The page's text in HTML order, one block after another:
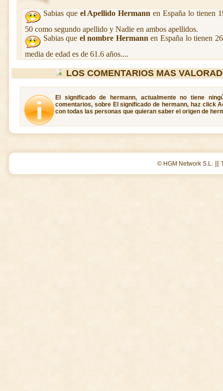
Sabias que el Apellido Hermann en España lo tienen
50 como segundo apellido y Nadie en ambos apellidos.
Sabias que el nombre Hermann en España lo tienen
media de edad es de 61.6 años....
LOS COMENTARIOS MAS
El significado de hermann, actualmente no tiene
comentarios, sobre El significado de hermann, haz click
con todas las personas que quieran saber el origen de
© HGM Network S.L. ||